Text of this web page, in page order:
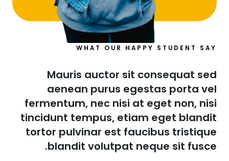
WHAT OUR HAPPY STUDENT SAY​
Mauris auctor sit consequat sed
aenean purus egestas porta vel
fermentum, nec nisi at eget non, nisi
tincidunt tempus, etiam eget blandit
tortor pulvinar est faucibus tristique
blandit volutpat neque sit fusce.​